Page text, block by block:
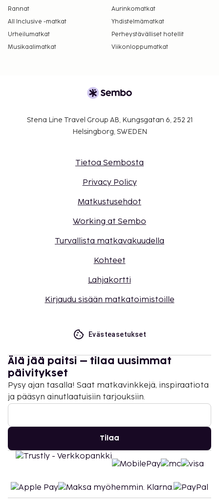
Rannat
Aurinkomatkat
All Inclusive -matkat
Yhdistelmämatkat
Urheilumatkat
Perheystävälliset hotellit
Musikaalimatkat
Viikonloppumatkat
Stena Line Travel Group AB, Kungsgatan 6, 252 21
Helsingborg, SWEDEN
Tietoa Sembosta
Privacy Policy
Matkustusehdot
Working at Sembo
Turvallista matkavakuudella
Kohteet
Lahjakortti
Kirjaudu sisään matkatoimistoille
Evästeasetukset
Älä jää paitsi – tilaa uusimmat
päivitykset
Pysy ajan tasalla! Saat matkavinkkejä, inspiraatiota
ja pääsyn ainutlaatuisiin tarjouksiin.
Tilaa